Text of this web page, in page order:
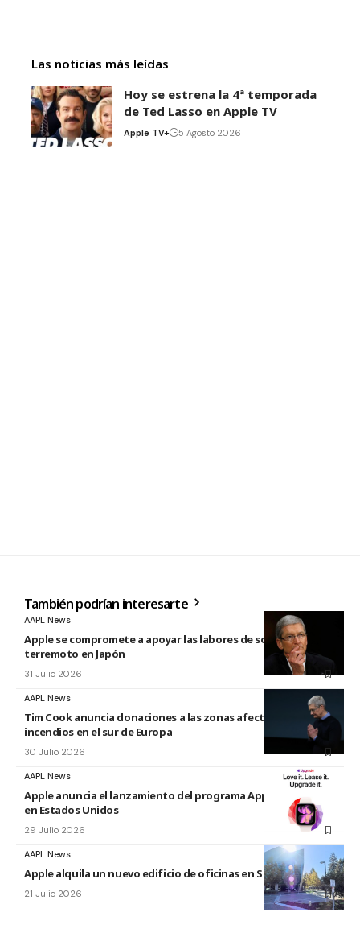
Las noticias más leídas
Hoy se estrena la 4ª temporada
de Ted Lasso en Apple TV
Apple TV+ 5 Agosto 2026
También podrían interesarte
AAPL News
Apple se compromete a apoyar las labores de socorro tras el
terremoto en Japón
31 Julio 2026
AAPL News
Tim Cook anuncia donaciones a las zonas afectadas por los
incendios en el sur de Europa
30 Julio 2026
AAPL News
Apple anuncia el lanzamiento del programa Apple Upgrade
en Estados Unidos
29 Julio 2026
AAPL News
Apple alquila un nuevo edificio de oficinas en Sunnyvale
21 Julio 2026